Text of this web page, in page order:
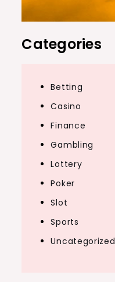
Categories
Betting
Casino
Finance
Gambling
Lottery
Poker
Slot
Sports
Uncategorized